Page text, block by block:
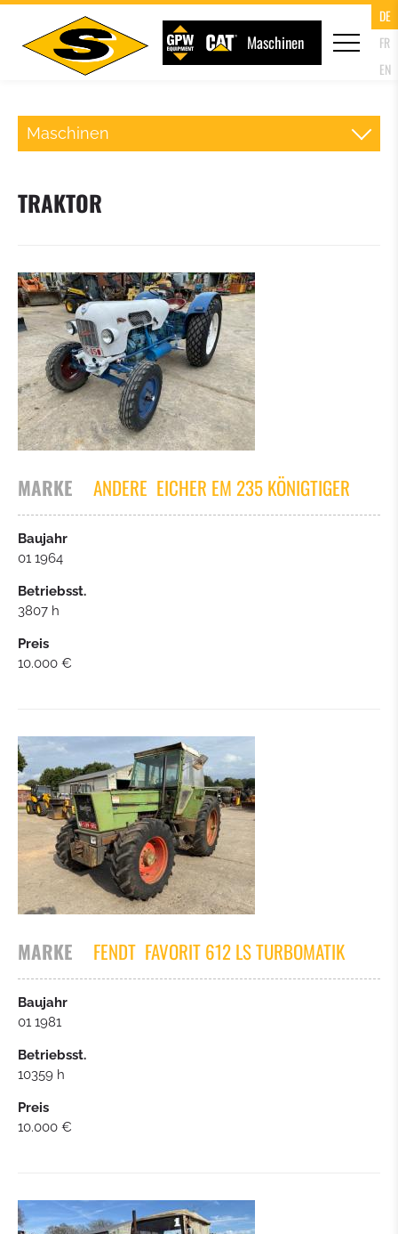
Maschinen
DE
FR
EN
Maschinen
KETTENBAGGER
MINIBAGGER
WALZE
RADLADER
MOBILBAGGER
PLANIERRAUPEN
GABELSTAPLER
PKW / KAMIONETTE
TRAKTOR
ASPHALTFERTIGER
TRAKTOR
MARKE ANDERE EICHER EM 235 KÖNIGTIGER
Baujahr
01 1964
Betriebsst.
3807 h
Preis
10.000 €
MARKE FENDT FAVORIT 612 LS TURBOMATIK
Baujahr
01 1981
Betriebsst.
10359 h
Preis
10.000 €